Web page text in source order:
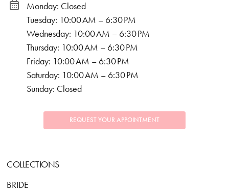
Monday: Closed
Tuesday: 10:00 AM – 6:30 PM
Wednesday: 10:00 AM – 6:30 PM
Thursday: 10:00 AM – 6:30 PM
Friday: 10:00 AM – 6:30 PM
Saturday: 10:00 AM – 6:30 PM
Sunday: Closed
REQUEST YOUR APPOINTMENT
COLLECTIONS
BRIDE